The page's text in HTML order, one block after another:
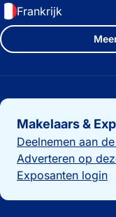
Frankrijk
Belangrijke links
Makelaars &
Deelnemen aan
Adverteren op
Exposanten login